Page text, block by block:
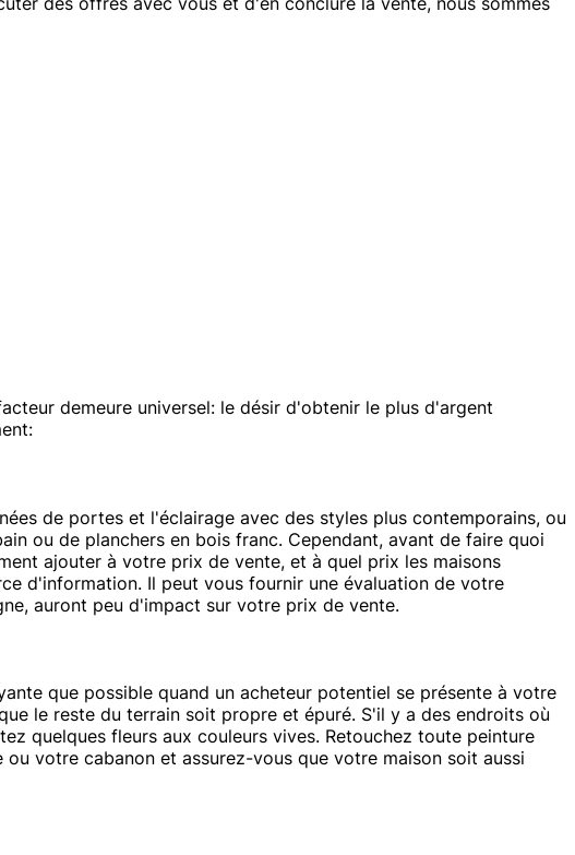
demeure universel: le désir d'obtenir le plus d'argent
de portes et l'éclairage avec des styles plus contemporains, ou
ou de planchers en bois franc. Cependant, avant de faire quoi
ajouter à votre prix de vente, et à quel prix les maisons
d'information. Il peut vous fournir une évaluation de votre
auront peu d'impact sur votre prix de vente.
que possible quand un acheteur potentiel se présente à votre
le reste du terrain soit propre et épuré. S'il y a des endroits où
quelques fleurs aux couleurs vives. Retouchez toute peinture
votre cabanon et assurez-vous que votre maison soit aussi